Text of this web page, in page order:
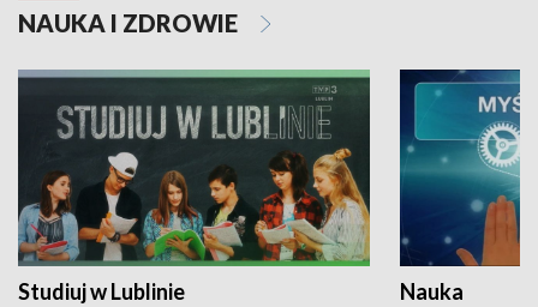
NAUKA I ZDROWIE
Studiuj w Lublinie Nauka